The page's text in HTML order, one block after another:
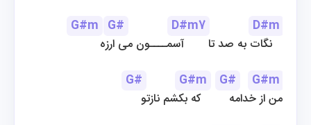
G#m G# D#m7
D#m
G#
G#m G#
G#m
من از خدامه        که بکشم نازتو